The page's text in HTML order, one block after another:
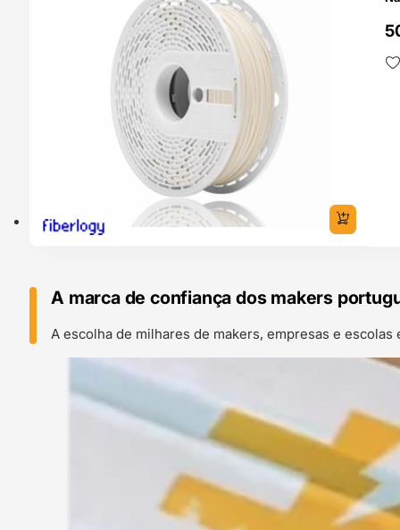
A marca de confiança dos makers
A escolha de milhares de makers, empresas e escolas